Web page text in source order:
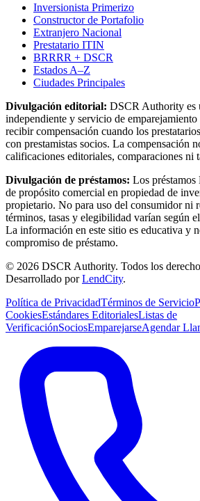
Inversionista Primerizo
Constructor de Portafolio
Extranjero Nacional
Prestatario ITIN
BRRRR + DSCR
Estados A–Z
Ciudades Principales
Divulgación editorial: DSCR Authority es
independiente y servicio de emparejamiento
recibir compensación cuando los
con prestamistas socios. La compensación
calificaciones editoriales, comparaciones ni
Divulgación de préstamos: Los préstamos
de propósito comercial en propiedad de
propietario. No para uso del consumidor ni
términos, tasas y elegibilidad varían según
La información en este sitio es educativa y
compromiso de préstamo.
© 2026 DSCR Authority. Todos los
Desarrollado por LendCity.
Política de PrivacidadTérminos de Servicio
CookiesEstándares EditorialesListas de
VerificaciónSociosEmparejarseAgendar